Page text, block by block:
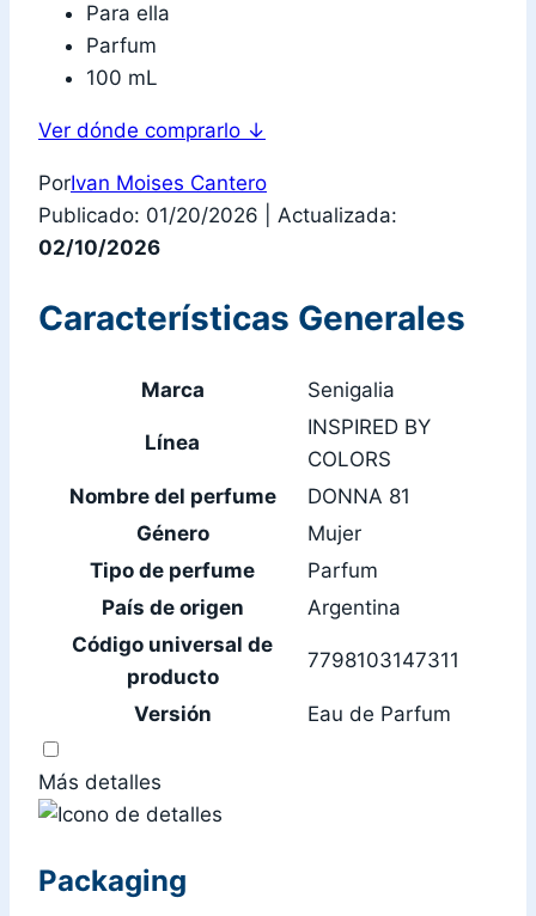
Para ella
Parfum
100 mL
Ver dónde comprarlo ↓
PorIvan Moises Cantero
Publicado: 01/20/2026
Actualizada:
02/10/2026
Características Generales
Marca Senigalia
Línea
INSPIRED BY
COLORS
Nombre del perfume
DONNA 81
Género
Mujer
Tipo de perfume
Parfum
País de origen
Argentina
Código universal de
producto
7798103147311
Versión Eau de Parfum
Más detalles
Packaging